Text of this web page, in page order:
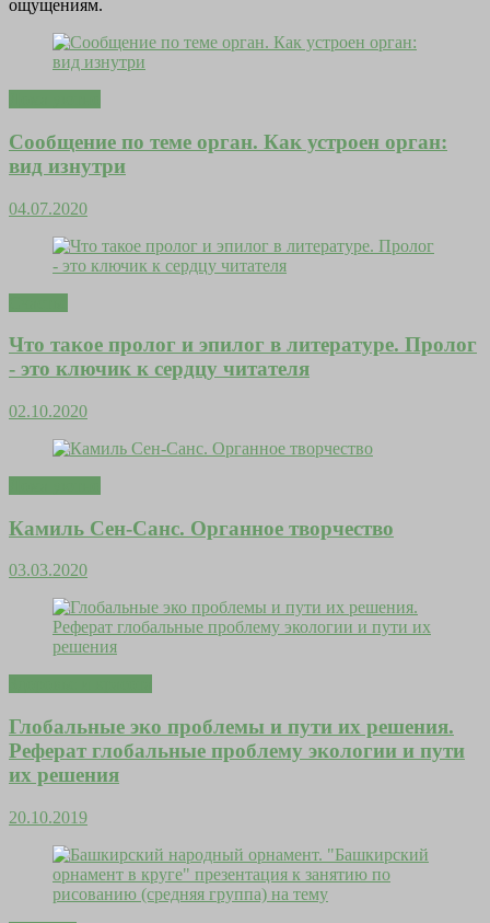
ощущениям.
Сообщение по теме орган. Как устроен орган:
вид изнутри
04.07.2020
Что такое пролог и эпилог в литературе. Пролог
- это ключик к сердцу читателя
02.10.2020
Камиль Сен-Санс. Органное творчество
03.03.2020
Глобальные эко проблемы и пути их решения.
Реферат глобальные проблему экологии и пути
их решения
20.10.2019